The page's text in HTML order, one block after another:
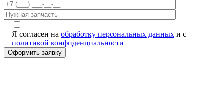
Я согласен на обработку персональных данных и с
политикой конфиденциальности